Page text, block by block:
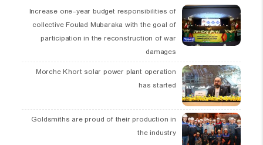
Increase one-year budget responsibilities of
collective Foulad Mubaraka with the goal of
participation in the reconstruction of war
damages
Morche Khort solar power plant operation
has started
Goldsmiths are proud of their production in
the industry